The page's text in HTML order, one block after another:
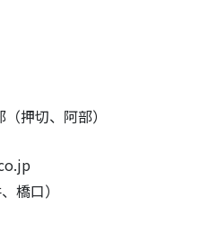
押切、阿部）
橋口）